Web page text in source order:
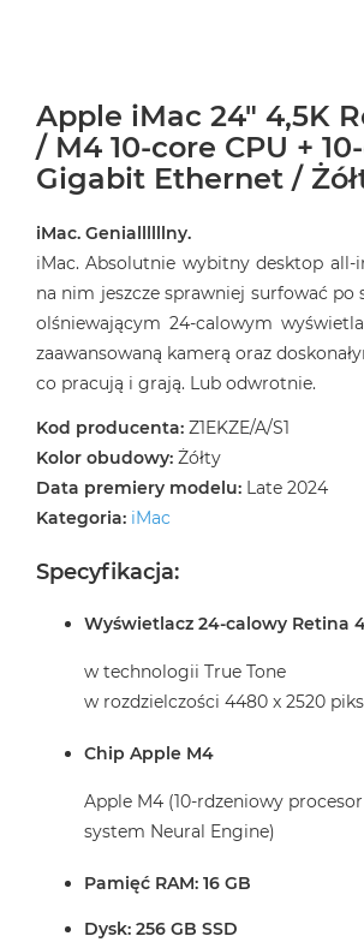
Apple iMac 24" 4,5K
/ M4 10-core CPU +
Gigabit Ethernet /
iMac. Geniallllllny.
iMac. Absolutnie wybitny desktop
na nim jeszcze sprawniej surfować
olśniewającym 24‑calowym
zaawansowaną kamerą oraz
co pracują i grają. Lub odwrotnie.
Kod producenta: Z1EKZE/A/S1
Kolor obudowy: Żółty
Data premiery modelu: Late 2024
Kategoria: iMac
Specyfikacja:
Wyświetlacz 24-calowy Retina
w technologii True Tone
w rozdzielczości 4480 x 2520
Chip Apple M4
Apple M4 (10-rdzeniowy
system Neural Engine)
Pamięć RAM: 16 GB
Dysk: 256 GB SSD